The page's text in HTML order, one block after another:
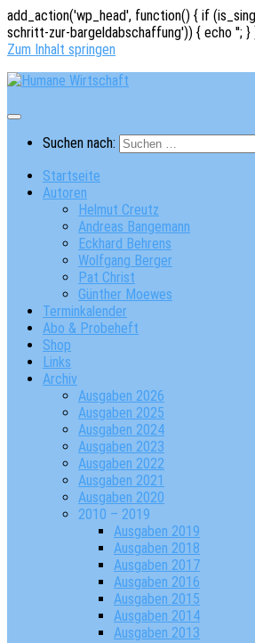
add_action('wp_head', function() { if
schritt-zur-bargeldabschaffung')) { echo ''; }
Zum Inhalt springen
Suchen nach:
Startseite
Autoren
Helmut Creutz
Andreas Bangemann
Eckhard Behrens
Wolfgang Berger
Pat Christ
Günther Moewes
Terminkalender
Abo & Probeheft
Shop
Links
Archiv
Ausgaben 2026
Ausgaben 2025
Ausgaben 2024
Ausgaben 2023
Ausgaben 2022
Ausgaben 2021
Ausgaben 2020
2010 – 2019
Ausgaben 2019
Ausgaben 2018
Ausgaben 2017
Ausgaben 2016
Ausgaben 2015
Ausgaben 2014
Ausgaben 2013